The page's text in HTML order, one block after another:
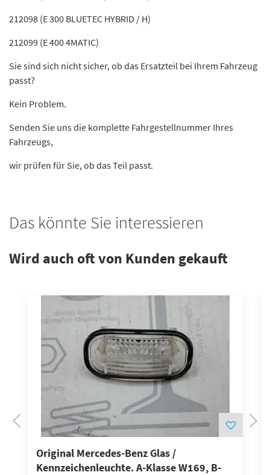
212098 (E 300 BLUETEC HYBRID / H)
212099 (E 400 4MATIC)
Sie sind sich nicht sicher, ob das Ersatzteil bei Ihrem Fahrzeug
passt?
Kein Problem.
Senden Sie uns die komplette Fahrgestellnummer Ihres
Fahrzeugs,
wir prüfen für Sie, ob das Teil passt.
Das könnte Sie interessieren
Wird auch oft von Kunden gekauft
Original Mercedes-Benz Glas /
Kennzeichenleuchte. A-Klasse W169, B-